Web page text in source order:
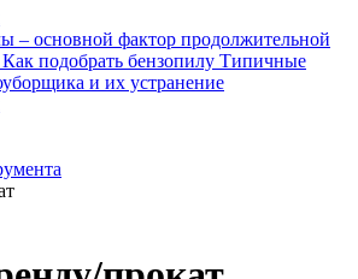
– основной фактор продолжительной
Как подобрать бензопилу Типичные
и их устранение